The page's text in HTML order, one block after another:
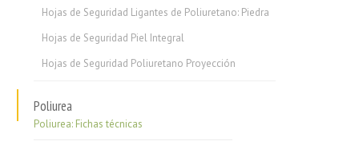
Hojas de Seguridad Ligantes de Poliuretano: Piedra
Hojas de Seguridad Piel Integral
Hojas de Seguridad Poliuretano Proyección
Poliurea
Poliurea: Fichas técnicas